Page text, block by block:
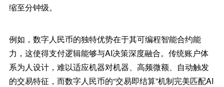
缩至分钟级。
例如，数字人民币的独特优势在于其可编程智能合约能
力，这使得支付逻辑能够与AI决策深度融合。传统账户体
系为人设计，难以适应机器对机器、高频微额、自动触发
的交易特征，而数字人民币的“交易即结算”机制完美匹配AI